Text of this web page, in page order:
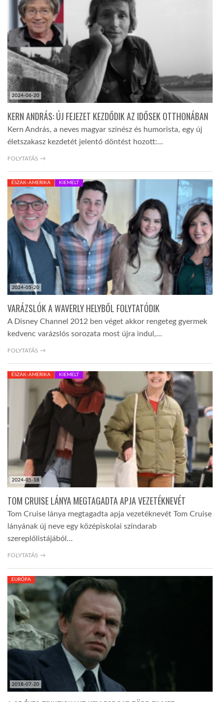
2024-06-20
KERN ANDRÁS: ÚJ FEJEZET KEZDŐDIK AZ IDŐSEK OTTHONÁBAN
Kern András, a neves magyar színész és humorista, egy új
életszakasz kezdetét jelentő döntést hozott:…
FOLYTATÁS →
2024-05-20
ÉSZAK-AMERIKA KIEMELT
VARÁZSLÓK A WAVERLY HELYBŐL FOLYTATÓDIK
A Disney Channel 2012 ben véget akkor rengeteg gyermek
kedvenc varázslós sorozata most újra indul,…
FOLYTATÁS →
2024-05-18
ÉSZAK-AMERIKA KIEMELT
TOM CRUISE LÁNYA MEGTAGADTA APJA VEZETÉKNEVÉT
Tom Cruise lánya megtagadta apja vezetéknevét Tom Cruise
lányának új neve egy középiskolai színdarab
szereplőlistájából…
FOLYTATÁS →
2018-07-20
EURÓPA